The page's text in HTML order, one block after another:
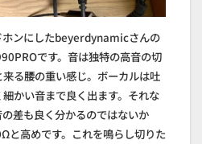
ホンにしたbeyerdynamicさんの
です。音は独特の高音の切
る腰の重い感じ。ボーカルは吐
かい音まで良く出ます。それな
差も良く分かるのではないか
と高めです。これを鳴らし切りた